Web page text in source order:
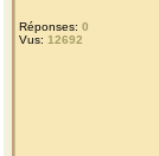
Réponses: 0
Vus: 12692